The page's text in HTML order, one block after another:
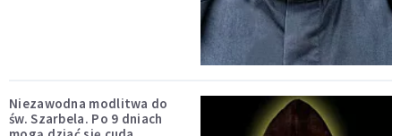
Niezawodna modlitwa do
św. Szarbela. Po 9 dniach